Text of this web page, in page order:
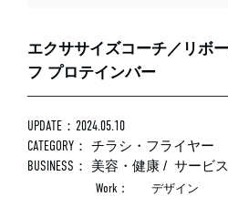
エクササイズコーチ／リボ
フ プロテインバー
UPDATE：2024.05.10
CATEGORY：
チラシ・フライヤー
BUSINESS：
美容・健康 / サービ
Work： デザイン